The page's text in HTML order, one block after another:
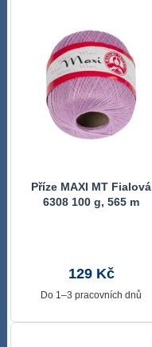
Příze MAXI MT Fialová
6308 100 g, 565 m
129 Kč
Do 1–3 pracovních dnů